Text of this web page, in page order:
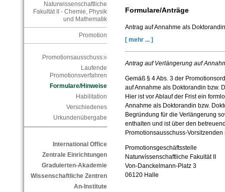
Naturwissenschaftliche
Fakultät II - Chemie, Physik
und Mathematik
Promotion
Promotionsausschuss
Laufende
Promotionsverfahren
Formulare/Hinweise
Habilitation
Verschiedenes
Urkundenübergabe
International Office
Zentrale Einrichtungen
Graduierten-Akademie
Wissenschaftliche Zentren
An-Institute
Formulare/Anträge
Antrag auf Annahme als
[ mehr ... ]
Antrag auf Verlängerung auf
Gemäß § 4 Abs. 3 der
auf Annahme als Doktorandin bzw.
Hier ist vor Ablauf der Frist ein
Annahme als Doktorandin bzw.
Begründung für die Verlängerung
enthalten und ist über den
Promotionsausschuss-
Promotionsgeschäftsstelle
Naturwíssenschaftliche Fakultät II
Von-Danckelmann-Platz 3
06120 Halle